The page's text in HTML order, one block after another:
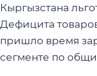
Кыргызстана
Дефицита
пришло время
сегменте по